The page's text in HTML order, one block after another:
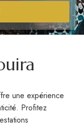
une expérience
Profitez